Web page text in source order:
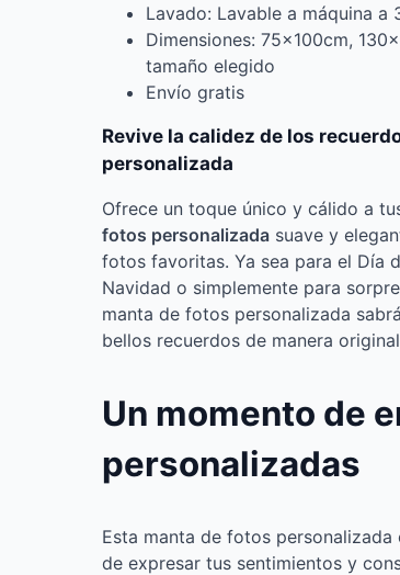
Lavado: Lavable a máquina a
Dimensiones: 75x100cm,
tamaño elegido
Envío gratis
Revive la calidez de los
personalizada
Ofrece un toque único y cálido a
fotos personalizada suave y
fotos favoritas. Ya sea para el Día
Navidad o simplemente para
manta de fotos personalizada
bellos recuerdos de manera
Un momento de
personalizadas
Esta manta de fotos
de expresar tus sentimientos y